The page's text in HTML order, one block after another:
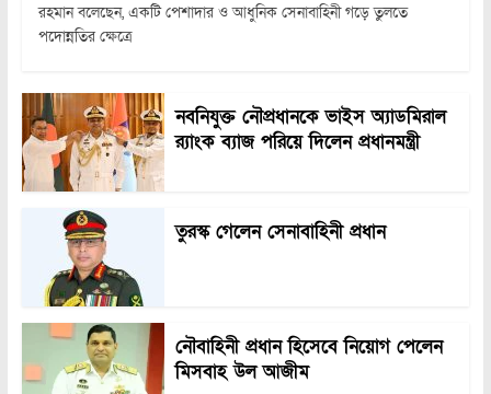
রহমান বলেছেন, একটি পেশাদার ও আধুনিক সেনাবাহিনী গড়ে তুলতে
পদোন্নতির ক্ষেত্রে
নবনিযুক্ত নৌপ্রধানকে ভাইস অ্যাডমিরাল
র‍্যাংক ব্যাজ পরিয়ে দিলেন প্রধানমন্ত্রী
তুরস্ক গেলেন সেনাবাহিনী প্রধান
নৌবাহিনী প্রধান হিসেবে নিয়োগ পেলেন
মিসবাহ উল আজীম